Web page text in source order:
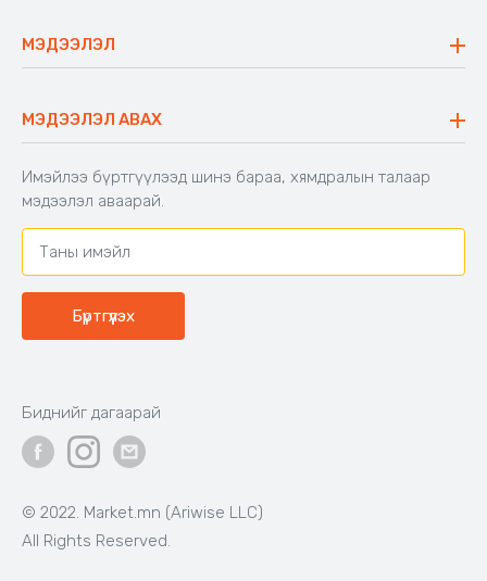
Блог
Сүүдрэвч
Аяны ширээ
Аяны түшлэгтэй сандал
МЭДЭЭЛЭЛ
Буцаалтын журам
Захиалга шалгах
Хамтран ажиллах
Холбоо барих
МЭДЭЭЛЭЛ АВАХ
Имэйлээ бүртгүүлээд шинэ бараа, хямдралын талаар
мэдээлэл аваарай.
Бүртгүүлэх
© 2022. Market.mn (Ariwise LLC)
All Rights Reserved.
Биднийг дагаарай